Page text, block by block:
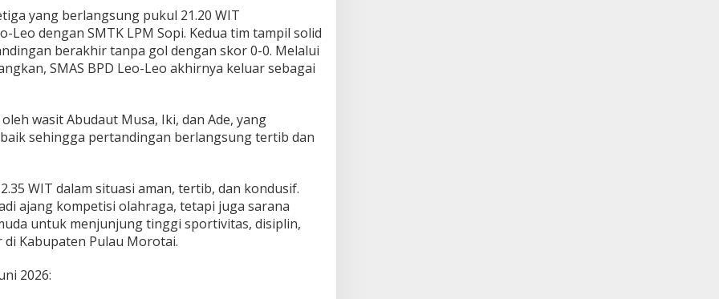
yang berlangsung pukul 21.20 WIT
Leo dengan SMTK LPM Sopi. Kedua tim tampil solid
berakhir tanpa gol dengan skor 0-0. Melalui
SMAS BPD Leo-Leo akhirnya keluar sebagai
wasit Abudaut Musa, Iki, dan Ade, yang
sehingga pertandingan berlangsung tertib dan
WIT dalam situasi aman, tertib, dan kondusif.
ajang kompetisi olahraga, tetapi juga sarana
untuk menjunjung tinggi sportivitas, disiplin,
Kabupaten Pulau Morotai.
2026: